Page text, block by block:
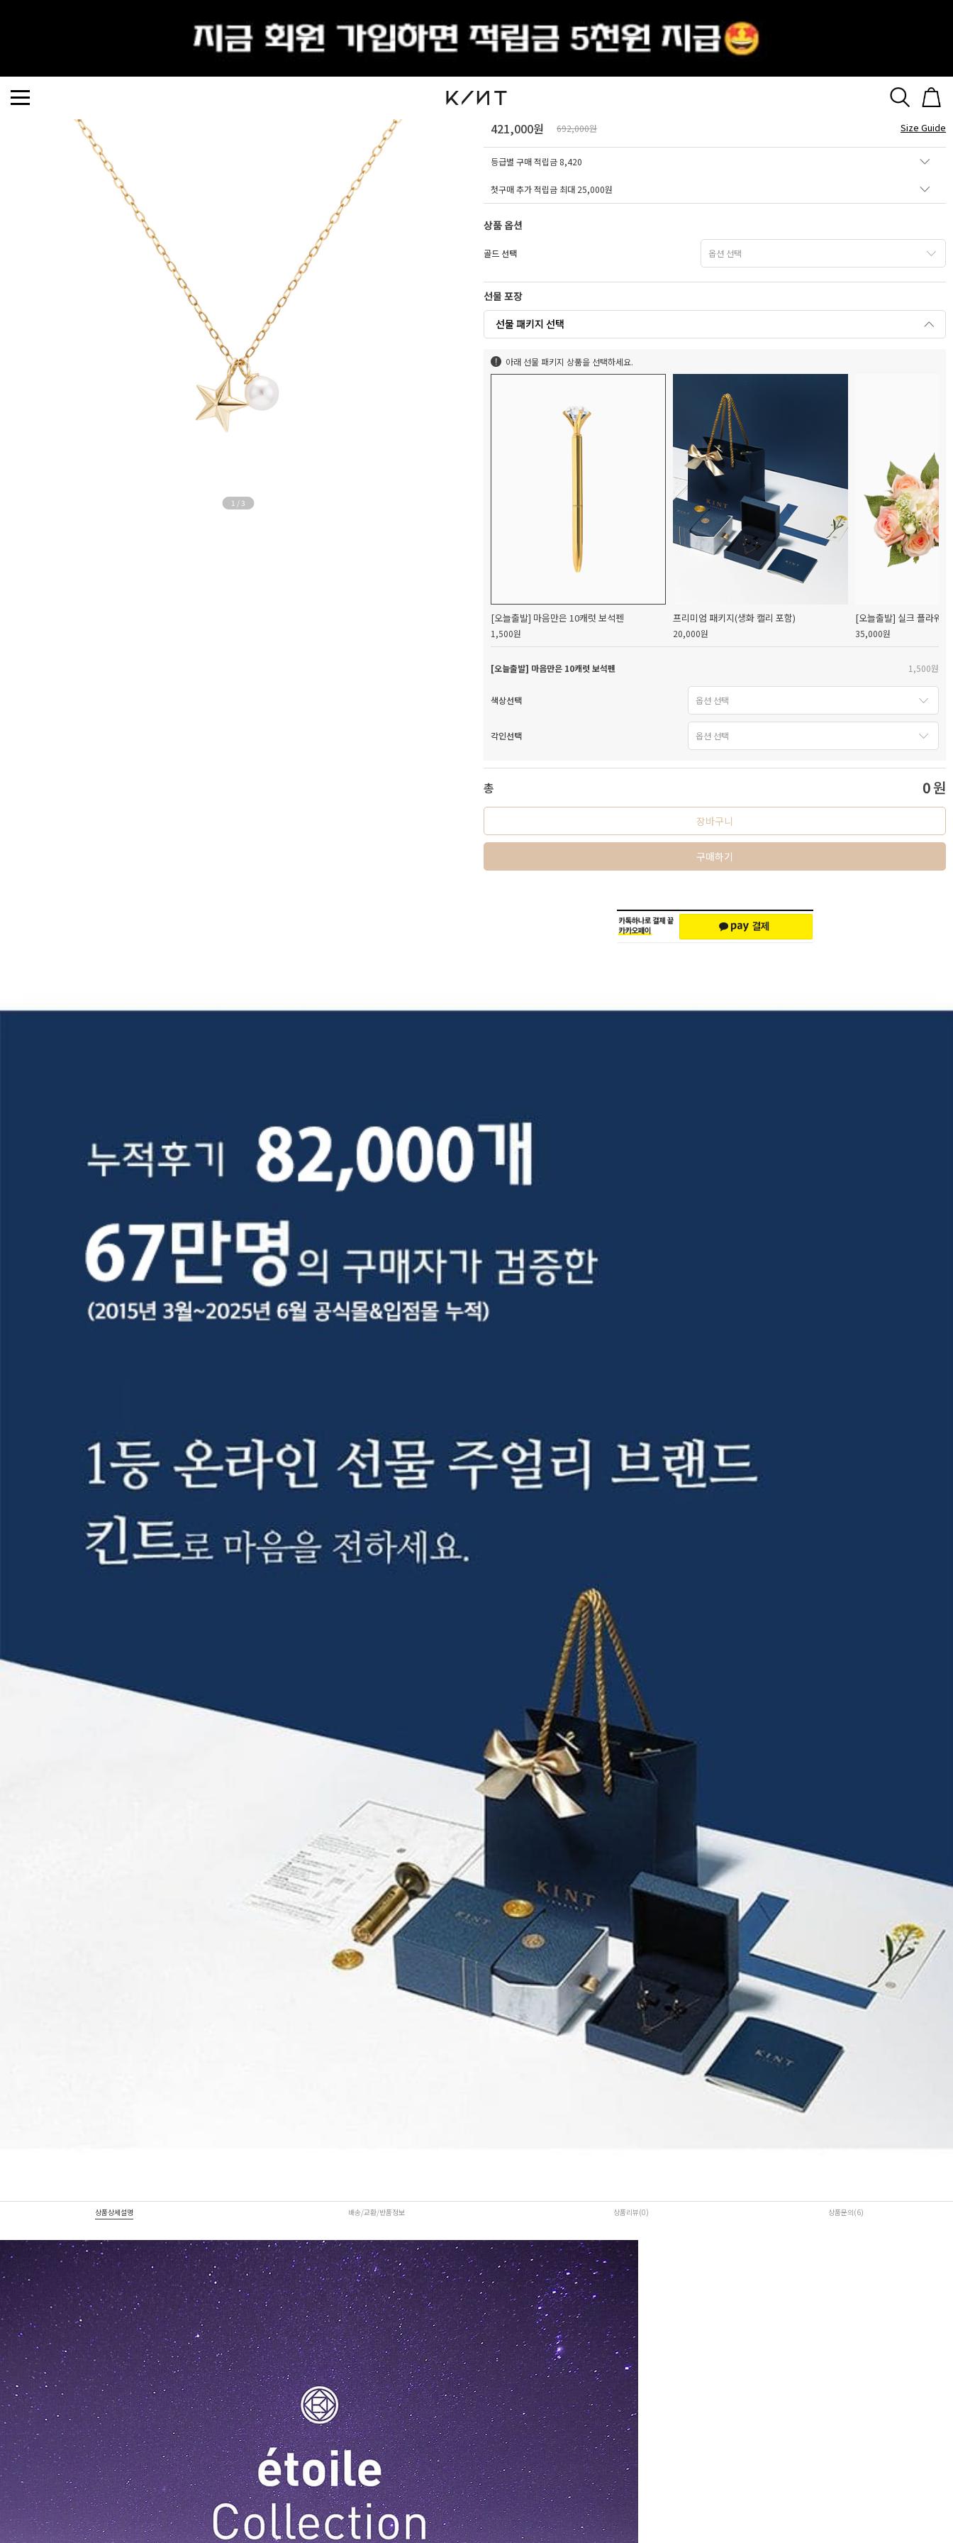
1 / 3
14K 18K 에뚜왈 글로스 진주 목걸이
421,000원 692,000원 Size Guide
등급별 구매 적립금 8,420
첫구매 추가 적립금 최대 25,000원
상품 옵션
골드 선택
선물 포장
선물 패키지 선택
아래 선물 패키지 상품을 선택하세요.
[오늘출발] 마음만은 10캐럿 보석펜
1,500원
프리미엄 패키지(생화 캘리 포함)
20,000원
[오늘출발] 실크 플라워
35,000원
[오늘출발] 마음만은 10캐럿 보석펜 1,500원
색상선택
각인선택
총 0원
장바구니
구매하기
상품상세설명 배송/교환/반품정보 상품리뷰(0) 상품문의(6)